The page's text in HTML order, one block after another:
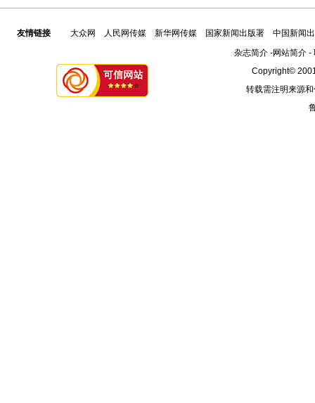
友情链接 大众网 人民网传媒 新华网传媒 国家新闻出版署
中国新闻
杂志简介-网站简介-
Copyright©
转载需注明来源